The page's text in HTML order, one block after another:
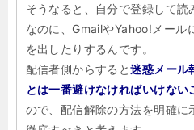
そうなると、自分で登録して読
なのに、 GmailやYahoo!メール
を出したりするんです。
配信者側からすると迷惑メール
とは一番避けなければいけない
ので、配信解除の方法を明確に